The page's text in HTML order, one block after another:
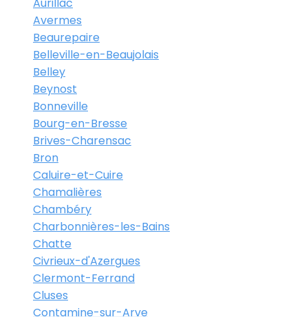
Avermes
Beaurepaire
Belleville-en-Beaujolais
Belley
Beynost
Bonneville
Bourg-en-Bresse
Brives-Charensac
Bron
Caluire-et-Cuire
Chamalières
Chambéry
Charbonnières-les-Bains
Chatte
Civrieux-d'Azergues
Clermont-Ferrand
Cluses
Contamine-sur-Arve